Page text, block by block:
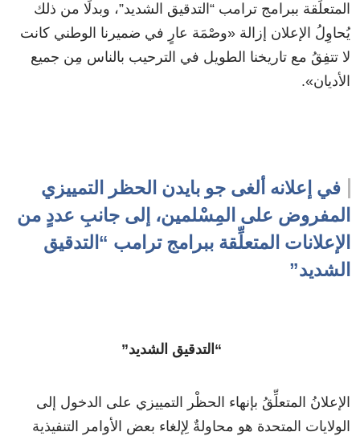
المتعلِّقة ببرامج ترامب “التدقيق الشديد”، وبدلًا من ذلك
يُحاوِلُ الإعلان إزالة «وصْمَة عارٍ في ضميرنا الوطني كانت
لا تتفِقُ مع تاريخنا الطويل في الترحيب بالناس مِن جميع
الأديان».
في إعلانه ألغى جو بايدن الحظر التمييزي
المفروض على المِسْلمين، إلى جانبِ عددٍ من
الإعلانات المتعلِّقة ببرامج ترامب “التدقيق
الشديد”
“التدقيق الشديد”
الإعلانُ المتعلِّقُ بإنهاء الحظْر التمييزي على الدخول إلى
الولايات المتحدة هو محاولةٌ لِإلغاء بعض الأوامر التنفيذية